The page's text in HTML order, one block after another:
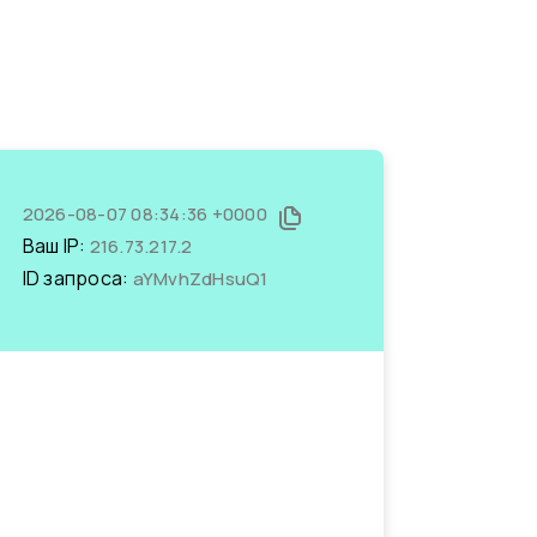
2026-08-07 08:34:36 +0000
Ваш IP: 216.73.217.2
ID запроса: aYMvhZdHsuQ1